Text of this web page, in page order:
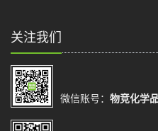
关注我们
微信账号： 物竞化学